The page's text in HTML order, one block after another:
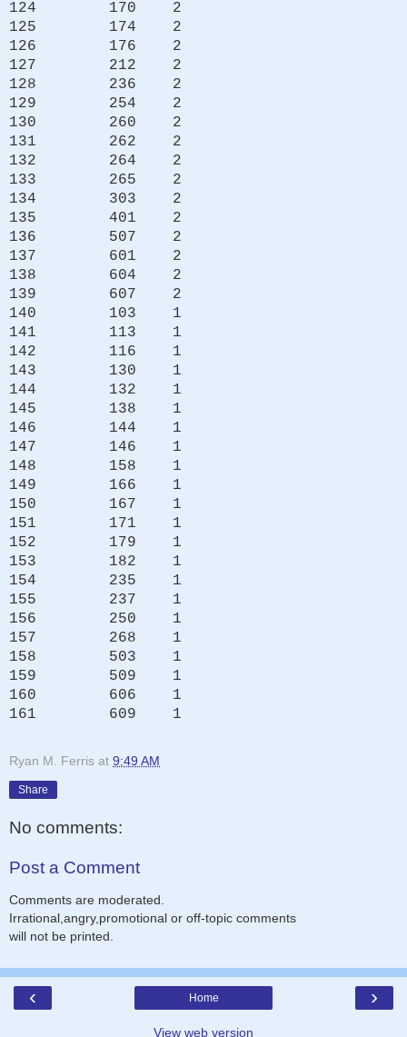
124 170 2
125 174 2
126 176 2
127 212 2
128 236 2
129 254 2
130 260 2
131 262 2
132 264 2
133 265 2
134 303 2
135 401 2
136 507 2
137 601 2
138 604 2
139 607 2
140 103 1
141 113 1
142 116 1
143 130 1
144 132 1
145 138 1
146 144 1
147 146 1
148 158 1
149 166 1
150 167 1
151 171 1
152 179 1
153 182 1
154 235 1
155 237 1
156 250 1
157 268 1
158 503 1
159 509 1
160 606 1
161 609 1
Ryan M. Ferris at 9:49 AM
Share
No comments:
Post a Comment
Comments are moderated.
Irrational,angry,promotional or off-topic comments
will not be printed.
‹ ›
Home
View web version